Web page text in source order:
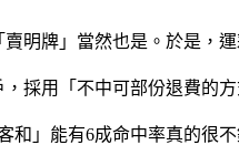
明牌」當然也是。於是，
採用「不中可部份退費的
」能有6成命中率真的很